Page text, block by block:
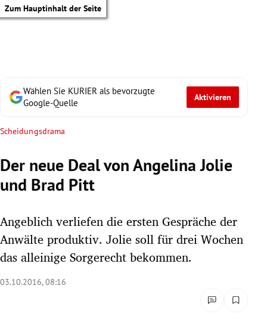
Zum Hauptinhalt der Seite
Untermenü
Untermenü
Wählen Sie KURIER als bevorzugte
Google-Quelle
Aktivieren
Scheidungsdrama
Der neue Deal von Angelina Jolie
und Brad Pitt
Angeblich verliefen die ersten Gespräche der
Anwälte produktiv. Jolie soll für drei Wochen
das alleinige Sorgerecht bekommen.
03.10.2016, 08:16